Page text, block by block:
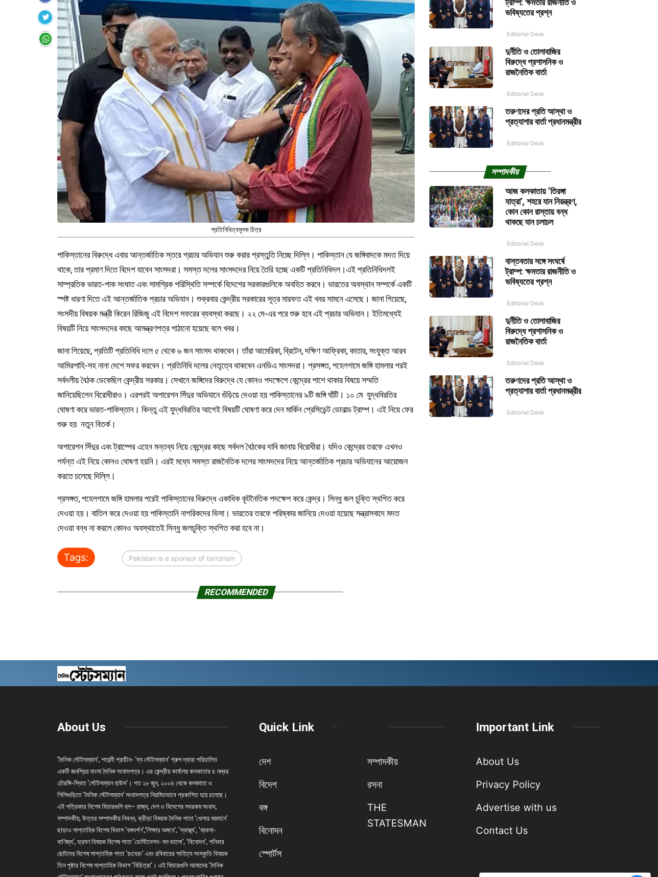
প্রতিনিধিত্বমূলক চিত্র
পাকিস্তানের বিরুদ্ধে এবার আন্তর্জাতিক স্তরে প্রচার অভিযান শুরু করার প্রস্তুতি নিচ্ছে দিল্লি। পাকিস্তান যে জঙ্গিবাদকে মদত দিয়ে
থাকে, তার প্রমাণ দিতে বিদেশ যাবেন সাংসদরা। সমস্ত দলের সাংসদদের নিয়ে তৈরি হচ্ছে একটি প্রতিনিধিদল।এই প্রতিনিধিদলই
সাম্প্রতিক ভারত-পাক সংঘাত এবং সামগ্রিক পরিস্থিতি সম্পর্কে বিদেশের সরকারগুলিকে অবহিত করবে। ভারতের অবস্থান সম্পর্কে একটি
স্পষ্ট ধারণা দিতে এই আন্তর্জাতিক প্রচার অভিযান। শুক্রবার কেন্দ্রীয় সরকারের সূত্র মারফত এই খবর সামনে এসেছে। জানা গিয়েছে,
সংসদীয় বিষয়ক মন্ত্রী কিরেন রিজিজু এই বিদেশ সফরের ব্যবস্থা করছে। ২২ মে-এর পরে শুরু হবে এই প্রচার অভিযান। ইতিমধ্যেই
বিষয়টি নিয়ে সাংসদদের কাছে আমন্ত্রণপত্র পাঠানো হয়েছে বলে খবর।
জানা গিয়েছে, প্রতিটি প্রতিনিধি দলে ৫ থেকে ৬ জন সাংসদ থাকবেন। তাঁরা আমেরিকা, ব্রিটেন, দক্ষিণ আফ্রিকা, কাতার, সংযুক্ত আরব
আমিরশাহি-সহ নানা দেশে সফর করবেন। প্রতিনিধি দলের নেতৃত্বে থাকবেন এনডিএ সাংসদরা। প্রসঙ্গত, পহেলগামে জঙ্গি হামলার পরই
সর্বদলীয় বৈঠক ডেকেছিল কেন্দ্রীয় সরকার। সেখানে জঙ্গিদের বিরুদ্ধে যে কোনও পদক্ষেপে কেন্দ্রের পাশে থাকার বিষয়ে সম্মতি
জানিয়েছিলেন বিরোধীরাও। এরপরই অপারেশন সিঁদুর অভিযানে গুঁড়িয়ে দেওয়া হয় পাকিস্তানের ৯টি জঙ্গি ঘাঁটি। ১০ মে যুদ্ধবিরতির
ঘোষণা করে ভারত-পাকিস্তান। কিন্তু এই যুদ্ধবিরতির আগেই বিষয়টি ঘোষণা করে দেন মার্কিন প্রেসিডেন্ট ডোনাল্ড ট্রাম্প। এই নিয়ে ফের
শুরু হয় নতুন বিতর্ক।
অপারেশন সিঁদুর এবং ট্রাম্পের এহেন মন্তব্য নিয়ে কেন্দ্রের কাছে সর্বদল বৈঠকের দাবি জানায় বিরোধীরা। যদিও কেন্দ্রের তরফে এখনও
পর্যন্ত এই নিয়ে কোনও ঘোষণা হয়নি। এরই মধ্যে সমস্ত রাজনৈতিক দলের সাংসদদের নিয়ে আন্তর্জাতিক প্রচার অভিযানের আয়োজন
করতে চলেছে দিল্লি।
প্রসঙ্গত, পহেলগামে জঙ্গি হামলার পরেই পাকিস্তানের বিরুদ্ধে একাধিক কূটনৈতিক পদক্ষেপ করে কেন্দ্র। সিন্ধু জল চুক্তি স্থগিত করে
দেওয়া হয়। বাতিল করে দেওয়া হয় পাকিস্তানি নাগরিকদের ভিসা। ভারতের তরফে পরিষ্কার জানিয়ে দেওয়া হয়েছে সন্ত্রাসবাদে মদত
দেওয়া বন্ধ না করলে কোনও অবস্থাতেই সিন্ধু জলচুক্তি স্থগিত করা হবে না।
Tags: Pakistan is a sponsor of terrorism
RECOMMENDED
ট্রাম্প: ক্ষমতার রাজনীতি ও
ভবিষ্যতের প্রশ্ন
Editorial Desk
দুর্নীতি ও তোলাবাজির
বিরুদ্ধে প্রশাসনিক ও
রাজনৈতিক বার্তা
Editorial Desk
তরুণদের প্রতি আস্থা ও
প্রত্যাশার বার্তা প্রধানমন্ত্রীর
Editorial Desk
সম্পাদকীয়
আজ কলকাতায় ‘তিরঙ্গা
যাত্রা’, শহরে যান নিয়ন্ত্রণ,
কোন কোন রাস্তায় বন্ধ
থাকছে যান চলাচল
Editorial Desk
বাস্তবতার সঙ্গে সংঘর্ষে
ট্রাম্প: ক্ষমতার রাজনীতি ও
ভবিষ্যতের প্রশ্ন
Editorial Desk
দুর্নীতি ও তোলাবাজির
বিরুদ্ধে প্রশাসনিক ও
রাজনৈতিক বার্তা
Editorial Desk
তরুণদের প্রতি আস্থা ও
প্রত্যাশার বার্তা প্রধানমন্ত্রীর
Editorial Desk
About Us
'দৈনিক স্টেটসম্যান', শতাব্দী প্রাচীন- 'দ্য স্টেটসম্যান' গ্রুপ দ্বারা পরিচালিত
একটি জনপ্রিয় বাংলা দৈনিক সংবাদপত্র। এর কেন্দ্রীয় কার্যালয় কলকাতার ৪ নম্বর
চৌরঙ্গি-স্থিত 'স্টেটসম্যান হাউস'। গত ২৮ জুন, ২০০৪ থেকে কলকাতা ও
শিলিগুড়িতে 'দৈনিক স্টেটসম্যান' সংবাদপত্র নিয়মিতভাবে প্রকাশিত হয়ে চলেছে।
এই পত্রিকার বিশেষ ফিচারগুলি হল– রাজ্য, দেশ ও বিদেশের সবরকম সংবাদ,
সম্পাদকীয়, উত্তর সম্পাদকীয় নিবন্ধ, ক্রীড়া বিষয়ক দৈনিক পাতা 'খেলার ময়দানে'
ছাড়াও সাপ্তাহিক বিশেষ বিভাগ 'বঙ্গদর্পণ','শিক্ষার অঙ্গনে', 'স্বাস্থ্য', 'ব্যবসা-
বাণিজ্য', ভ্রমণ বিষয়ক বিশেষ পাতা 'ডেস্টিনেশন- মন ভালো', 'বিনোদন', শনিবার
ছোটদের বিশেষ সাপ্তাহিক পাতা 'রংবেরং' এবং রবিবারের সাহিত্য সংস্কৃতি বিষয়ক
তিন পৃষ্ঠার বিশেষ সাপ্তাহিক বিভাগ 'বিচিত্রা'। এই ফিচারগুলি আমাদের 'দৈনিক
Quick Link
দেশ
বিদেশ
বঙ্গ
বিনোদন
স্পোর্টস
সম্পাদকীয়
রসনা
THE
STATESMAN
Important Link
About Us
Privacy Policy
Advertise with us
Contact Us